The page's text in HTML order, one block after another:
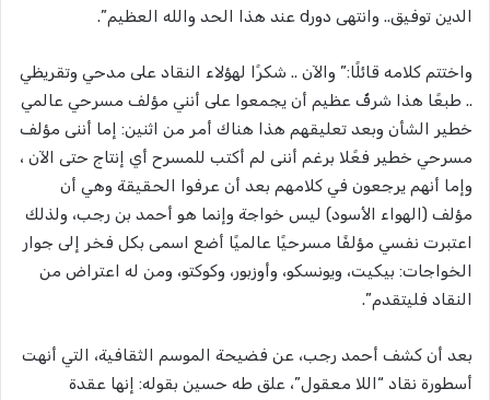
الدين توفيق.. وانتهى دورd عند هذا الحد والله العظيم”.
واختتم كلامه قائلًا:” والآن .. شكرًا لهؤلاء النقاد على مدحي وتقريظي
.. طبعًا هذا شرفٌ عظيم أن يجمعوا على أنني مؤلف مسرحي عالمي
خطير الشأن وبعد تعليقهم هذا هناك أمر من اثنين: إما أننى مؤلف
مسرحي خطير فعًلا برغم أننى لم أكتب للمسرح أي إنتاج حتى الآن ،
وإما أنهم يرجعون في كلامهم بعد أن عرفوا الحقيقة وهي أن
مؤلف (الهواء الأسود) ليس خواجة وإنما هو أحمد بن رجب، ولذلك
اعتبرت نفسي مؤلفًا مسرحيًا عالميًا أضع اسمى بكل فخر إلى جوار
الخواجات: بيكيت، ويونسكو، وأوزبور، وكوكتو، ومن له اعتراض من
النقاد فليتقدم”.
بعد أن كشف أحمد رجب، عن فضيحة الموسم الثقافية، التي أنهت
أسطورة نقاد “اللا معقول”، علق طه حسين بقوله: إنها عقدة